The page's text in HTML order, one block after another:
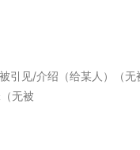
引见/介绍（给某人）（
无被